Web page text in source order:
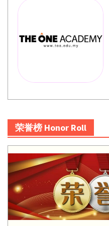
荣誉榜 Honor Roll